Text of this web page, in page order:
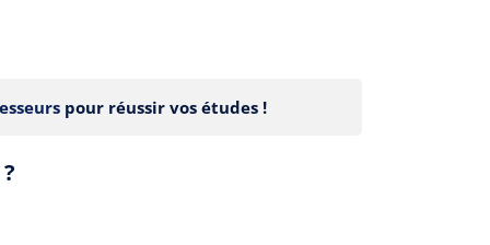
pour réussir vos études !